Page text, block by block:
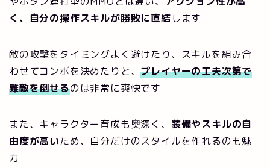
く、自分の操作スキルが勝敗に直結します
敵の攻撃をタイミングよく避けたり、スキルを組み合
わせてコンボを決めたりと、プレイヤーの工夫次第で
難敵を倒せるのは非常に爽快です
また、キャラクター育成も奥深く、 装備やスキルの自
由度が高いため、自分だけのスタイルを作れるのも魅
力